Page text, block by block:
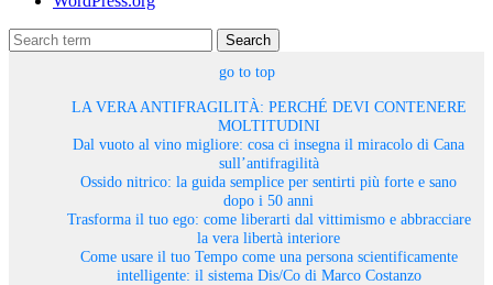
Search
go to top
LA VERA ANTIFRAGILITÀ: PERCHÉ DEVI CONTENERE
MOLTITUDINI
Dal vuoto al vino migliore: cosa ci insegna il miracolo di Cana
sull’antifragilità
Ossido nitrico: la guida semplice per sentirti più forte e sano
dopo i 50 anni
Trasforma il tuo ego: come liberarti dal vittimismo e abbracciare
la vera libertà interiore
Come usare il tuo Tempo come una persona scientificamente
intelligente: il sistema Dis/Co di Marco Costanzo